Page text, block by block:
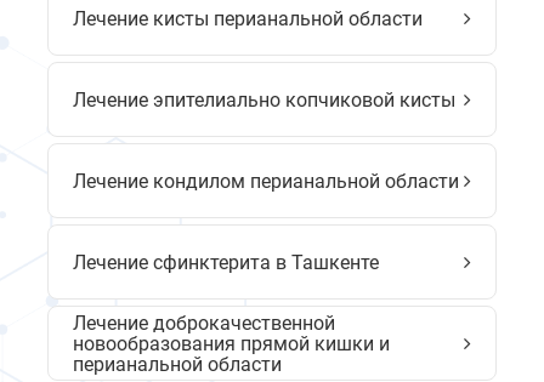
Лечение кисты перианальной области
Лечение эпителиально копчиковой кисты
Лечение кондилом перианальной области
Лечение сфинктерита в Ташкенте
Лечение доброкачественной
новообразования прямой кишки и
перианальной области